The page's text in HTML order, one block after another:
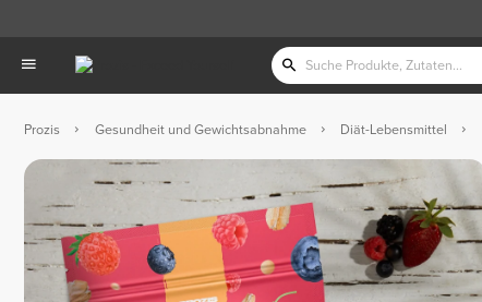
Prozis Gesundheit und Gewichtsabnahme Diät-Lebensmittel